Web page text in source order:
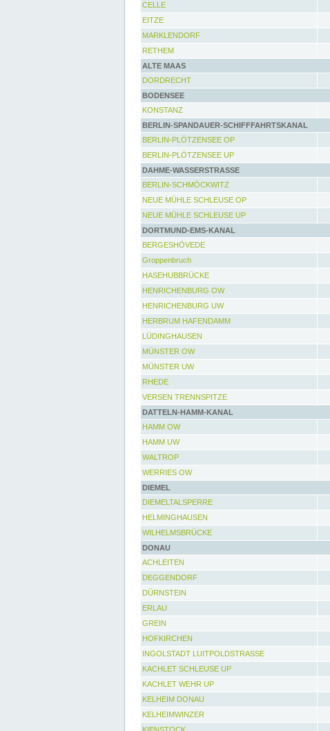
CELLE
EITZE
MARKLENDORF
RETHEM
ALTE MAAS
DORDRECHT
BODENSEE
KONSTANZ
BERLIN-SPANDAUER-SCHIFFFAHRTSKANAL
BERLIN-PLÖTZENSEE OP
BERLIN-PLÖTZENSEE UP
DAHME-WASSERSTRASSE
BERLIN-SCHMÖCKWITZ
NEUE MÜHLE SCHLEUSE OP
NEUE MÜHLE SCHLEUSE UP
DORTMUND-EMS-KANAL
BERGESHÖVEDE
Groppenbruch
HASEHUBBRÜCKE
HENRICHENBURG OW
HENRICHENBURG UW
HERBRUM HAFENDAMM
LÜDINGHAUSEN
MÜNSTER OW
MÜNSTER UW
RHEDE
VERSEN TRENNSPITZE
DATTELN-HAMM-KANAL
HAMM OW
HAMM UW
WALTROP
WERRIES OW
DIEMEL
DIEMELTALSPERRE
HELMINGHAUSEN
WILHELMSBRÜCKE
DONAU
ACHLEITEN
DEGGENDORF
DÜRNSTEIN
ERLAU
GREIN
HOFKIRCHEN
INGOLSTADT LUITPOLDSTRASSE
KACHLET SCHLEUSE UP
KACHLET WEHR UP
KELHEIM DONAU
KELHEIMWINZER